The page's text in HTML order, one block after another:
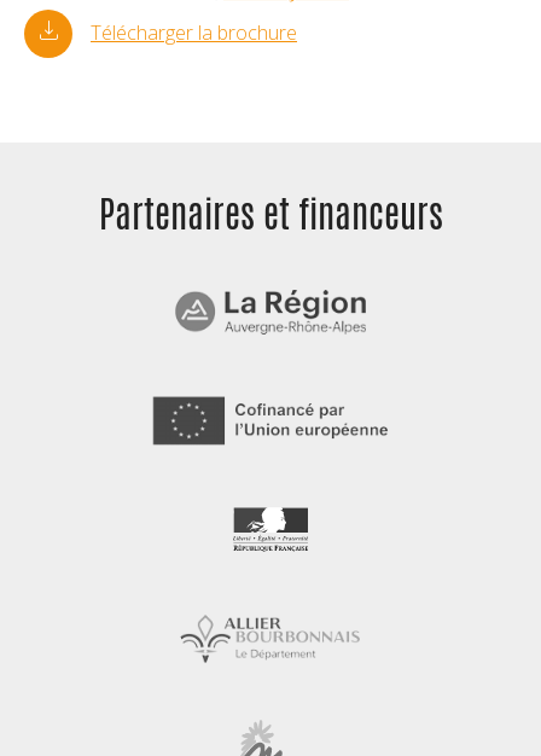
Télécharger la brochure
Partenaires et financeurs